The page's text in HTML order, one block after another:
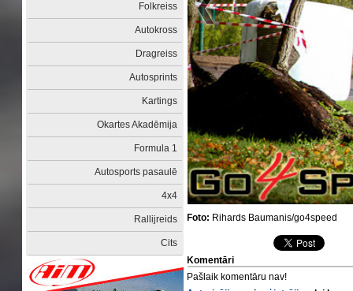
Folkreiss
Autokross
Dragreiss
Autosprints
Kartings
Okartes Akadēmija
Formula 1
Autosports pasaulē
4x4
Rallijreids
Cits
Foto: Rihards Baumanis/go4speed
Komentāri
Pašlaik komentāru nav!